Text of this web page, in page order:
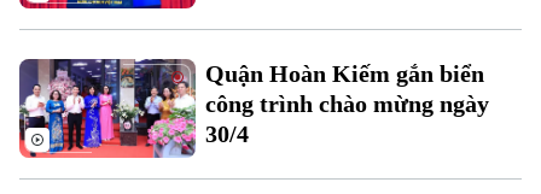
Quận Hoàn Kiếm gắn biển
công trình chào mừng ngày
30/4